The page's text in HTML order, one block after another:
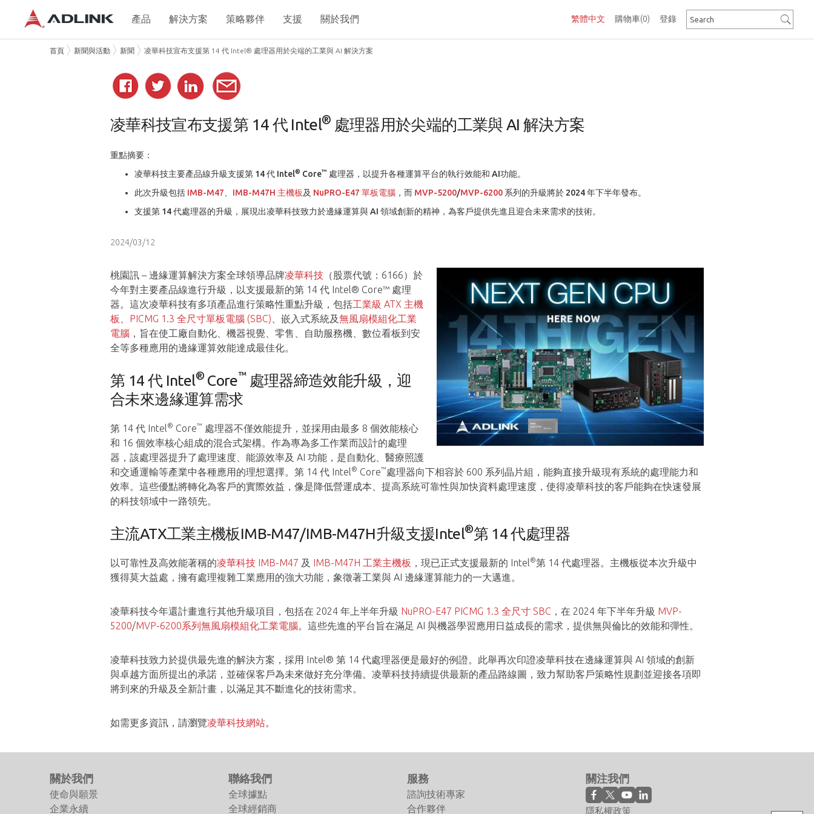
購物車(0)
繁體中文 登錄
產品 解決方案 策略夥伴 支援 關於我們
首頁 新聞與活動 新聞 凌華科技宣布支援第 14 代 Intel® 處理器用於尖端的工業與 AI 解決方案
凌華科技宣布支援第 14 代 Intel® 處理器用於尖端的工業與 AI 解決方案
重點摘要：
凌華科技主要產品線升級支援第 14 代 Intel® Core™ 處理器，以提升各種運算平台的執行效能和 AI功能。
此次升級包括 IMB-M47 IMB-M47H 主機板及 NuPRO-E47 單板電腦 ，而 MVP-5200/MVP-6200 系列的升級將於 2024 年下半年發布。
支援第 14 代處理器的升級，展現出凌華科技致力於邊緣運算與 AI 領域創新的精神，為客戶提供先進且迎合未來需求的技術。
2024/03/12
桃園訊 – 邊緣運算解決方案全球領導品牌凌華科技 （股票代號：6166）於
今年對主要產品線進行升級，以支援最新的第 14 代 Intel® Core™ 處理
器。這次凌華科技有多項產品進行策略性重點升級，包括工業級 ATX 主機
板
PICMG 1.3 全尺寸單板電腦 (SBC) 、嵌入式系統及無風扇模組化工業
電腦 ，旨在使工廠自動化、機器視覺、零售、自助服務機、數位看板到安
全等多種應用的邊緣運算效能達成最佳化。
第 14 代 Intel®Core™處理器締造效能升級，迎
合未來邊緣運算需求
第 14 代 Intel® Core™ 處理器不僅效能提升，並採用由最多 8 個效能核心
和 16 個效率核心組成的混合式架構。作為專為多工作業而設計的處理
器，該處理器提升了處理速度、能源效率及 AI 功能，是自動化、醫療照護
和交通運輸等產業中各種應用的理想選擇。第 14 代 Intel® Core™ 處理器向下相容於 600 系列晶片組，能夠直接升級現有系統的處理能力和
效率。這些優點將轉化為客戶的實際效益，像是降低營運成本、提高系統可靠性與加快資料處理速度，使得凌華科技的客戶能夠在快速發展
的科技領域中一路領先。
主流ATX工業主機板IMB-M47/IMB-M47H升級支援Intel®第 14 代處理器
以可靠性及高效能著稱的凌華科技 IMB-M47 及 IMB-M47H 工業主機板 ，現已正式支援最新的 Intel®第 14 代處理器。主機板從本次升級中
獲得莫大益處，擁有處理複雜工業應用的強大功能，象徵著工業與 AI 邊緣運算能力的一大邁進。
凌華科技今年還計畫進行其他升級項目，包括在 2024 年上半年升級 NuPRO-E47 PICMG 1.3 全尺寸 SBC ，在 2024 年下半年升級 MVP-
5200/MVP-6200系列無風扇模組化工業電腦。這些先進的平台旨在滿足 AI 與機器學習應用日益成長的需求，提供無與倫比的效能和彈性。
凌華科技致力於提供最先進的解決方案，採用 Intel® 第 14 代處理器便是最好的例證。此舉再次印證凌華科技在邊緣運算與 AI 領域的創新
與卓越方面所提出的承諾，並確保客戶為未來做好充分準備。凌華科技持續提供最新的產品路線圖，致力幫助客戶策略性規劃並迎接各項即
將到來的升級及全新計畫，以滿足其不斷進化的技術需求。
如需更多資訊，請瀏覽凌華科技網站。
關於我們
使命與願景
企業永續
聯絡我們
全球據點
全球經銷商
服務
諮詢技術專家
合作夥伴
關注我們
隱私權政策